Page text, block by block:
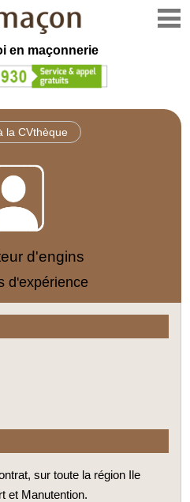
en maçonnerie
la CVthèque
d'engins
d'expérience
sur toute la région Ile
et Manutention.